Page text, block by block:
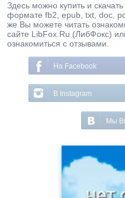
Здесь можно купить и
формате fb2, epub, txt, doc,
же Вы можете читать
сайте LibFox.Ru (ЛибФокс)
ознакомиться с отзывами.
На Facebook
В Instagram
Мы